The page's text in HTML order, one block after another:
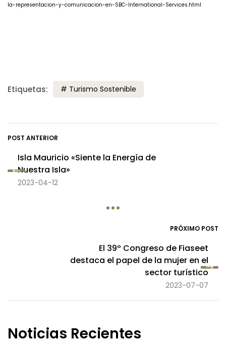
la-representacion-y-comunicacion-en-SBC-International-Services.html
Etiquetas: Turismo Sostenible
POST ANTERIOR
Isla Mauricio «Siente la Energía de
Nuestra Isla»
2023-04-12
PRÓXIMO POST
El 39º Congreso de Fiaseet
destaca el papel de la mujer en el
sector turístico
2023-07-07
Noticias Recientes